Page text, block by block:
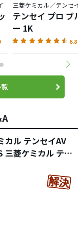
三菱ケミカル／テンセイ
テンセイ プロ ブル
ー 1K
6.8
カル テンセイAV
菱ケミカル テン